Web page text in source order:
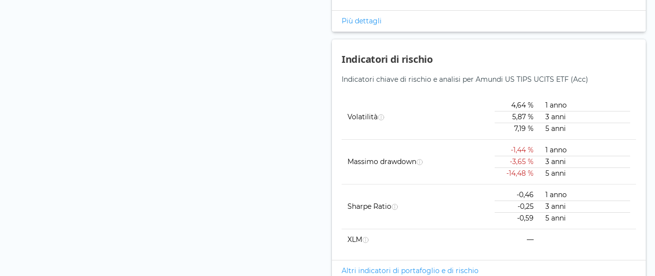
Più dettagli
Indicatori di rischio
Indicatori chiave di rischio e analisi per Amundi US TIPS UCITS ETF (Acc)
Volatilità
4,64 %
1 anno
5,87 %
3 anni
7,19 %
5 anni
Massimo drawdown
-1,44 %
1 anno
-3,65 %
3 anni
-14,48 %
5 anni
Sharpe Ratio
-0,46
1 anno
-0,25
3 anni
-0,59
5 anni
XLM —
Altri indicatori di portafoglio e di rischio